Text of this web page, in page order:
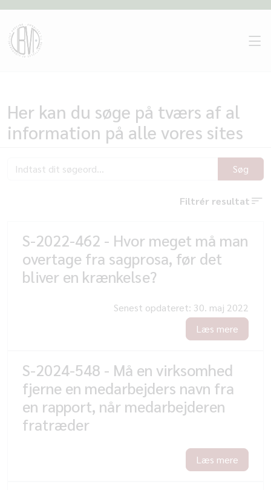
Her kan du søge på tværs af al
information på alle vores sites
Søg
Filtrér resultat
S-2022-462 - Hvor meget må man
overtage fra sagprosa, før det
bliver en krænkelse?
Senest opdateret: 30. maj 2022
Læs mere
S-2024-548 - Må en virksomhed
fjerne en medarbejders navn fra
en rapport, når medarbejderen
fratræder
Læs mere